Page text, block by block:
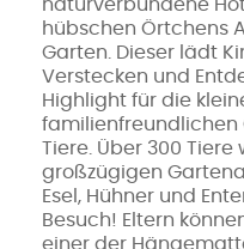
naturverbundene
hübschen Örtchens
Garten. Dieser lädt
Verstecken und
Highlight für die
familienfreundlichen
Tiere. Über 300 Tiere
großzügigen
Esel, Hühner und
Besuch! Eltern
einer der